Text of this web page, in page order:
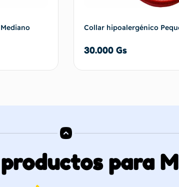
Collar hipoalergénico
30.000 Gs
para